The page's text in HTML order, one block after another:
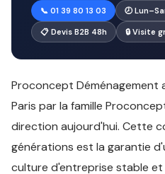
📞 01 39 80 13 03 🕗
📋 Devis B2B 48h 🔒 Visite
Proconcept Déménagement
Paris par la famille
direction aujourd'hui. Cette
générations est la garantie
culture d'entreprise stable